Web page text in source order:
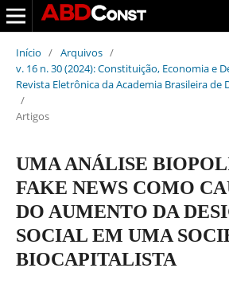
Início / Arquivos /
v. 16 n. 30 (2024): Constituição, Economia e
Revista Eletrônica da Academia Brasileira
/
Artigos
UMA ANÁLISE
FAKE NEWS COMO
DO AUMENTO DA
SOCIAL EM UMA
BIOCAPITALISTA